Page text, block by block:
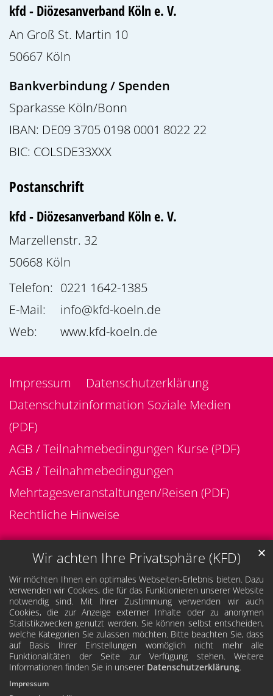
Wir achten Ihre Privatsphäre (KFD)
Wir möchten Ihnen ein optimales Webseiten-Erlebnis bieten. Dazu
verwenden wir Cookies, die für das Funktionieren unserer Website
notwendig sind. Mit Ihrer Zustimmung verwenden wir auch
Cookies, die zur Anzeige externer Inhalte oder zu anonymen
Statistikzwecken genutzt werden. Sie können selbst entscheiden,
welche Kategorien Sie zulassen möchten. Bitte beachten Sie, dass
auf Basis Ihrer Einstellungen womöglich nicht mehr alle
Funktionalitäten der Seite zur Verfügung stehen. Weitere
Informationen finden Sie in unserer Datenschutzerklärung.
✕
Impressum
kfd - Diözesanverband Köln e. V.
An Groß St. Martin 10
50667 Köln
Bankverbindung / Spenden
Sparkasse Köln/Bonn
IBAN: DE09 3705 0198 0001 8022 22
BIC: COLSDE33XXX
Postanschrift
kfd - Diözesanverband Köln e. V.
Marzellenstr. 32
50668 Köln
Telefon: 0221 1642-1385
E-Mail:
info@kfd-koeln.de
Web:
www.kfd-koeln.de
Impressum
Datenschutzerklärung
Datenschutzinformation Soziale Medien
(PDF)
AGB / Teilnahmebedingungen Kurse (PDF)
AGB / Teilnahmebedingungen
Mehrtagesveranstaltungen/Reisen (PDF)
Rechtliche Hinweise